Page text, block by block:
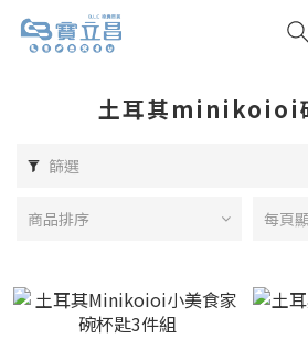
土耳其minikoioi
篩選
商品排序 每頁